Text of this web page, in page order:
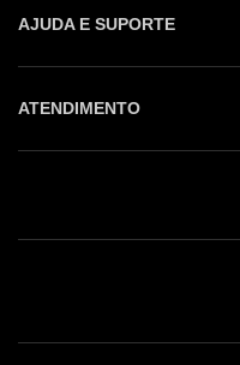
AJUDA E SUPORTE
ATENDIMENTO
Nossas Lojas